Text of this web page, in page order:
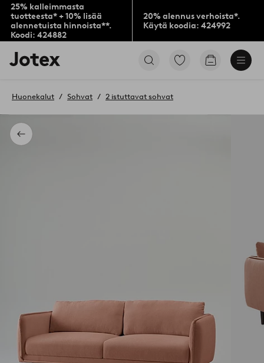
25% kalleimmasta
tuotteesta* + 10% lisää
alennetuista hinnoista**.
Koodi: 424882
20% alennus verhoista*.
Käytä koodia: 424992
Jotex-
logo
aloitussivulle
Siirry
Siirry
Takaisin
Huonekalut Sohvat 2 istuttavat sohvat